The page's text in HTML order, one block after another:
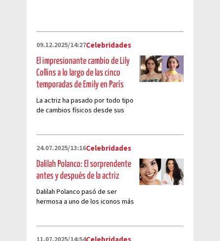
09.12.2025/14:27Celebridades
El impresionante cambio de Lily
Collins a lo largo de las cinco
temporadas de Emily en París
La actriz ha pasado por todo tipo
de cambios físicos desde sus
24.07.2025/13:16Celebridades
Dalilah Polanco: El sorprendente
antes y después de la actriz
Dalilah Polanco pasó de ser
hermosa a uno de los iconos más